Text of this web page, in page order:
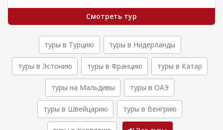
Смотреть тур
туры в Турцию туры в Нидерланды
туры в Эстонию туры в Францию туры в Катар
туры на Мальдивы туры в ОАЭ
туры в Швейцарию туры в Венгрию